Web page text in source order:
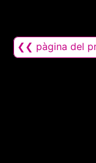
❮❮ pàgina del